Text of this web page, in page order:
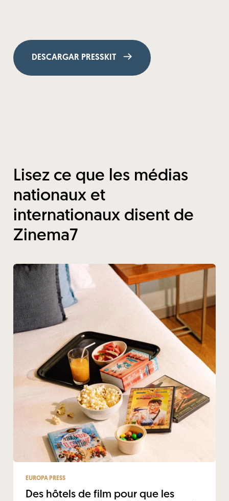
DESCARGAR PRESSKIT
Lisez ce que les médias
nationaux et
internationaux disent de
Zinema7
EUROPA PRESS
Des hôtels de film pour que les